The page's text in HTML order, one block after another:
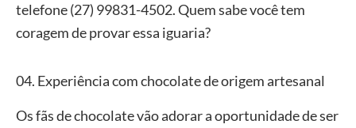
telefone (27) 99831-4502. Quem sabe você tem
coragem de provar essa iguaria?
04. Experiência com chocolate de origem artesanal
Os fãs de chocolate vão adorar a oportunidade de ser